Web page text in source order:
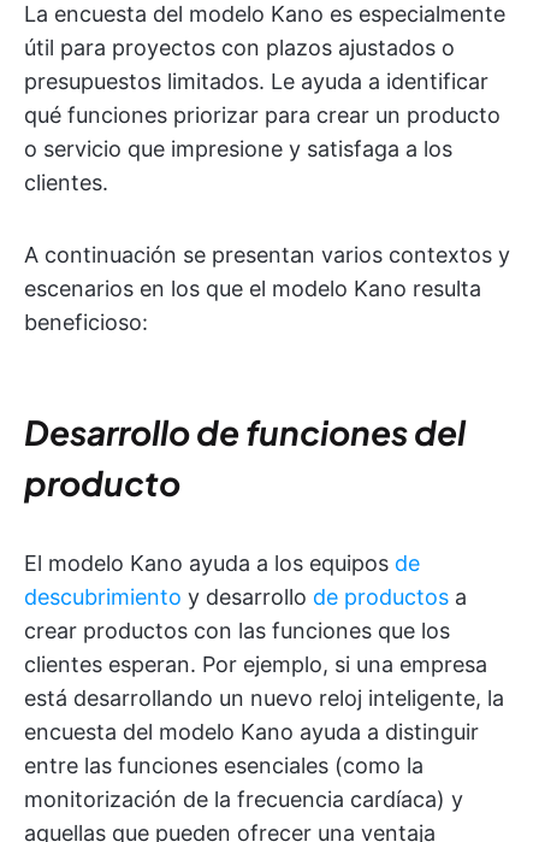
La encuesta del modelo Kano es especialmente
útil para proyectos con plazos ajustados o
presupuestos limitados. Le ayuda a identificar
qué funciones priorizar para crear un producto
o servicio que impresione y satisfaga a los
clientes.
A continuación se presentan varios contextos y
escenarios en los que el modelo Kano resulta
beneficioso:
Desarrollo de funciones del
producto
El modelo Kano ayuda a los equipos de
descubrimiento y desarrollo de productos a
crear productos con las funciones que los
clientes esperan. Por ejemplo, si una empresa
está desarrollando un nuevo reloj inteligente, la
encuesta del modelo Kano ayuda a distinguir
entre las funciones esenciales (como la
monitorización de la frecuencia cardíaca) y
aquellas que pueden ofrecer una ventaja